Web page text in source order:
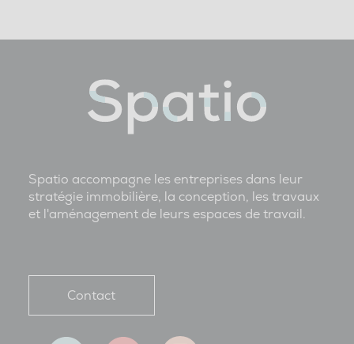
Spatio accompagne les entreprises dans leur
stratégie immobilière, la conception, les travaux
et l'aménagement de leurs espaces de travail.
Contact